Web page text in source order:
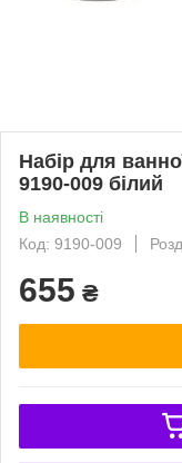
Набір для
9190-009 білий
В наявності
Код: 9190-009
655 ₴